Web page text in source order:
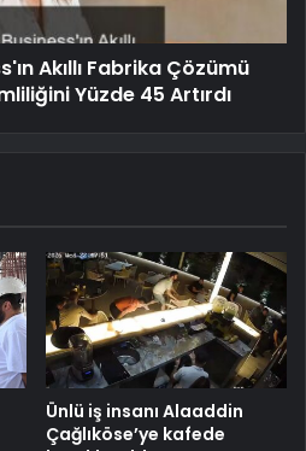
Akıllı Fabrika Çözümü
Yüzde 45 Artırdı
Ünlü iş insanı Alaaddin
Çağlıköse’ye kafede